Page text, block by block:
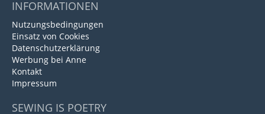
INFORMATIONEN
Nutzungsbedingungen
Einsatz von Cookies
Datenschutzerklärung
Werbung bei Anne
Kontakt
Impressum
SEWING IS POETRY